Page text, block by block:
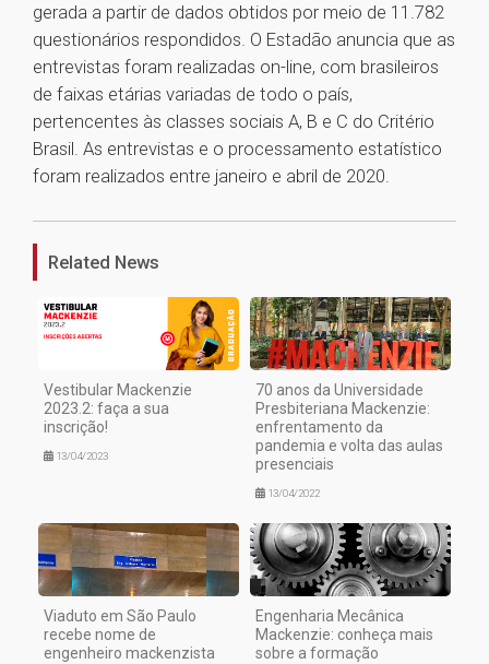
gerada a partir de dados obtidos por meio de 11.782
questionários respondidos. O Estadão anuncia que as
entrevistas foram realizadas on-line, com brasileiros
de faixas etárias variadas de todo o país,
pertencentes às classes sociais A, B e C do Critério
Brasil. As entrevistas e o processamento estatístico
foram realizados entre janeiro e abril de 2020.
1
Related News
Vestibular Mackenzie
2023.2: faça a sua
inscrição!
13/04/2023
70 anos da Universidade
Presbiteriana Mackenzie:
enfrentamento da
pandemia e volta das aulas
presenciais
13/04/2022
Viaduto em São Paulo
recebe nome de
engenheiro mackenzista
Engenharia Mecânica
Mackenzie: conheça mais
sobre a formação